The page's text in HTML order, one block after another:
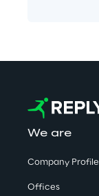
We are
Company Profile
Offices